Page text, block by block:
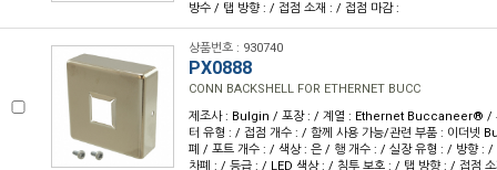
방수 / 탭 방향 : / 접점 소재 : / 접점 마감 :
상품번호 : 930740
PX0888
CONN BACKSHELL FOR ETHERNET BUCC
제조사 : Bulgin / 포장 : / 계열 : Ethernet Buccaneer® /
터 유형 : / 접점 개수 : / 함께 사용 가능/관련 부품 : 이더
폐 / 포트 개수 : / 색상 : 은 / 행 개수 : / 실장 유형 : / 방향 :
차폐 : / 등급 : / LED 색상 : / 침투 보호 : / 탭 방향 : / 접점